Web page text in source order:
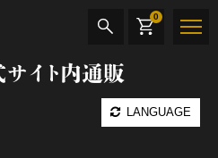
サイト内通販
LANGUAGE
0